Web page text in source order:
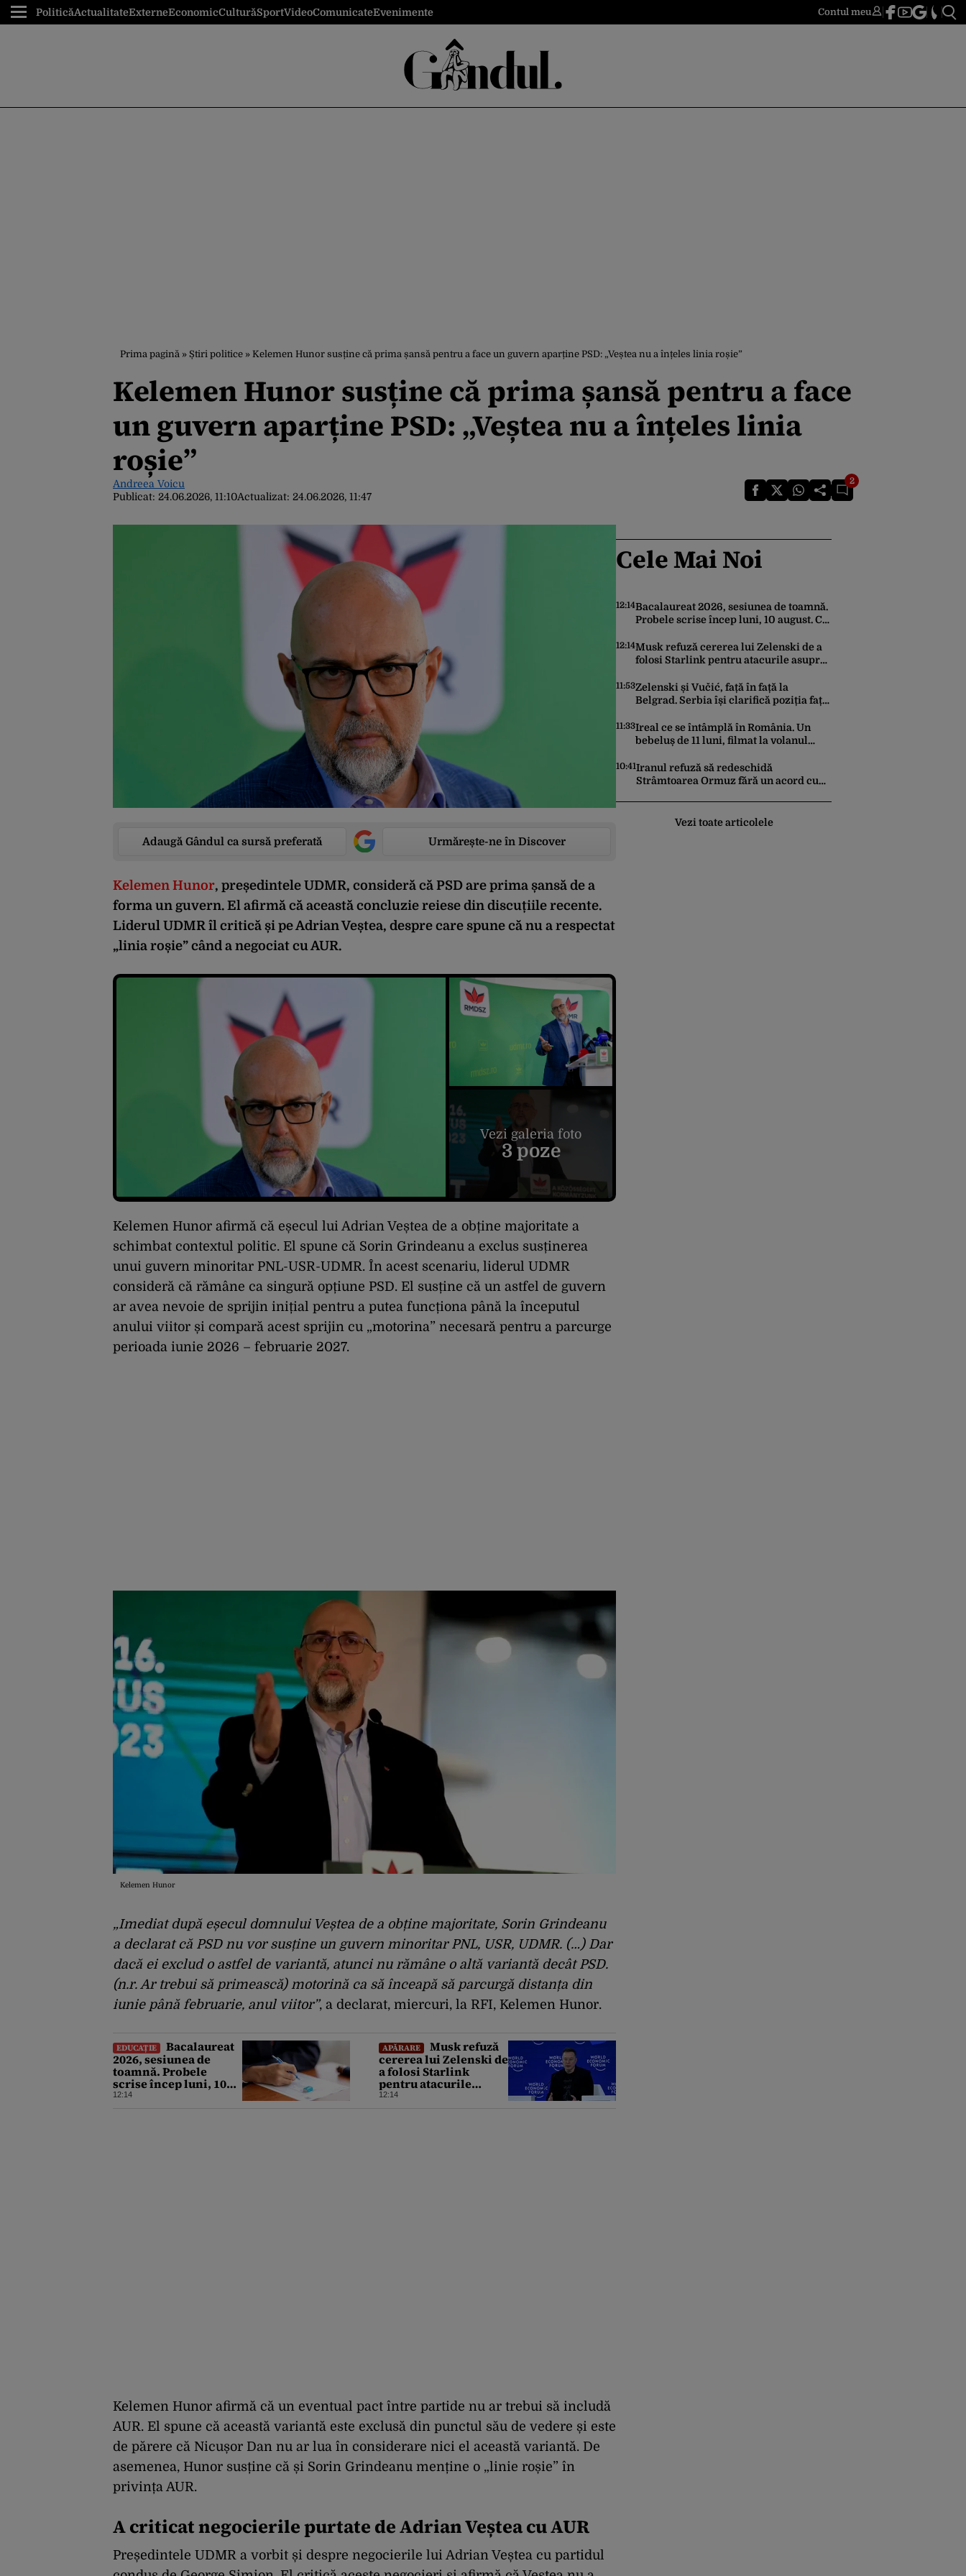
PoliticăActualitateExterneEconomicCulturăSportVideoComunicateEvenimente Contul meu
Prima pagină » Știri politice » Kelemen Hunor susține că prima șansă pentru a face un guvern aparține PSD: „Veștea nu a înțeles linia roșie”
Kelemen Hunor susține că prima șansă pentru a face
un guvern aparține PSD: „Veștea nu a înțeles linia
roșie”
Andreea Voicu
Publicat: 24.06.2026, 11:10Actualizat: 24.06.2026, 11:47
2
Adaugă Gândul ca sursă preferată Urmărește-ne în Discover
Kelemen Hunor, președintele UDMR, consideră că PSD are prima șansă de a
forma un guvern. El afirmă că această concluzie reiese din discuțiile recente.
Liderul UDMR îl critică și pe Adrian Veștea, despre care spune că nu a respectat
„linia roșie” când a negociat cu AUR.
Vezi galeria foto
3 poze
Kelemen Hunor afirmă că eșecul lui Adrian Veștea de a obține majoritate a
schimbat contextul politic. El spune că Sorin Grindeanu a exclus susținerea
unui guvern minoritar PNL-USR-UDMR. În acest scenariu, liderul UDMR
consideră că rămâne ca singură opțiune PSD. El susține că un astfel de guvern
ar avea nevoie de sprijin inițial pentru a putea funcționa până la începutul
anului viitor și compară acest sprijin cu „motorina” necesară pentru a parcurge
perioada iunie 2026 – februarie 2027.
Kelemen Hunor
„Imediat după eșecul domnului Veștea de a obține majoritate, Sorin Grindeanu
a declarat că PSD nu vor susține un guvern minoritar PNL, USR, UDMR. (…) Dar
dacă ei exclud o astfel de variantă, atunci nu rămâne o altă variantă decât PSD.
(n.r. Ar trebui să primească) motorină ca să înceapă să parcurgă distanța din
iunie până februarie, anul viitor”, a declarat, miercuri, la RFI, Kelemen Hunor.
EDUCAȚIE
Bacalaureat
2026, sesiunea de
toamnă. Probele
scrise încep luni, 10
august. Ce trebuie să
12:14
APĂRARE
Musk refuză
cererea lui Zelenski de
a folosi Starlink
pentru atacurile
asupra Rusiei
12:14
Kelemen Hunor afirmă că un eventual pact între partide nu ar trebui să includă
AUR. El spune că această variantă este exclusă din punctul său de vedere și este
de părere că Nicușor Dan nu ar lua în considerare nici el această variantă. De
asemenea, Hunor susține că și Sorin Grindeanu menține o „linie roșie” în
privința AUR.
A criticat negocierile purtate de Adrian Veștea cu AUR
Președintele UDMR a vorbit și despre negocierile lui Adrian Veștea cu partidul
Cele Mai Noi
12:14Bacalaureat 2026, sesiunea de toamnă.
Probele scrise încep luni, 10 august. Ce
12:14Musk refuză cererea lui Zelenski de a
folosi Starlink pentru atacurile asupra
11:53Zelenski și Vučić, față în față la
Belgrad. Serbia își clarifică poziția față
11:33Ireal ce se întâmplă în România. Un
bebeluș de 11 luni, filmat la volanul
10:41Iranul refuză să redeschidă
Strâmtoarea Ormuz fără un acord cu
Vezi toate articolele